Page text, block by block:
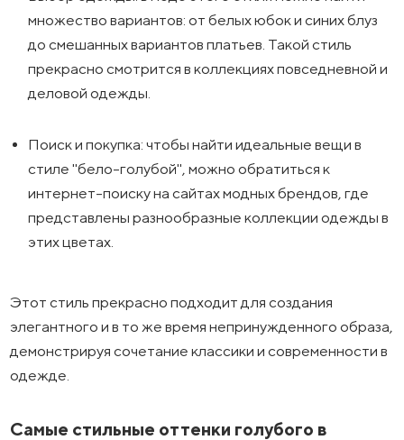
множество вариантов: от белых юбок и синих блуз
до смешанных вариантов платьев. Такой стиль
прекрасно смотрится в коллекциях повседневной и
деловой одежды.
Поиск и покупка: чтобы найти идеальные вещи в
стиле "бело-голубой", можно обратиться к
интернет-поиску на сайтах модных брендов, где
представлены разнообразные коллекции одежды в
этих цветах.
Этот стиль прекрасно подходит для создания
элегантного и в то же время непринужденного образа,
демонстрируя сочетание классики и современности в
одежде.
Самые стильные оттенки голубого в